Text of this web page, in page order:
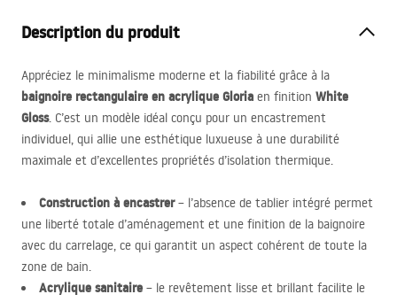
Description du produit
Appréciez le minimalisme moderne et la fiabilité grâce à la
baignoire rectangulaire en acrylique Gloria en finition White
Gloss. C’est un modèle idéal conçu pour un encastrement
individuel, qui allie une esthétique luxueuse à une durabilité
maximale et d’excellentes propriétés d’isolation thermique.
Construction à encastrer– l’absence de tablier intégré permet
une liberté totale d’aménagement et une finition de la baignoire
avec du carrelage, ce qui garantit un aspect cohérent de toute la
zone de bain.
Acrylique sanitaire – le revêtement lisse et brillant facilite le